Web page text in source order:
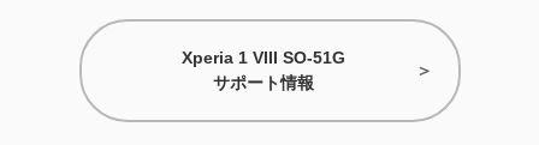
Xperia 1 VIII SO-51G
サポート情報